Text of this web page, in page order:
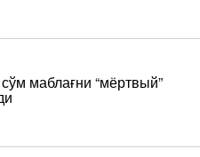
маблағни “мёртвый”